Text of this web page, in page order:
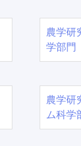
農学
学部門
農学
ム科学